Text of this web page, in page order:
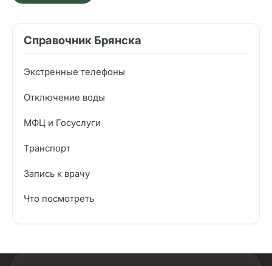
Справочник Брянска
Экстренные телефоны
Отключение воды
МФЦ и Госуслуги
Транспорт
Запись к врачу
Что посмотреть